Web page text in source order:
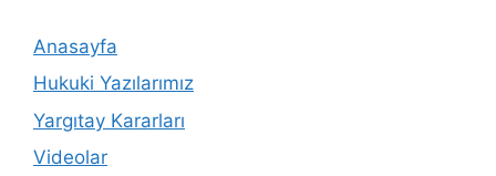
Anasayfa
Hukuki Yazılarımız
Yargıtay Kararları
Videolar